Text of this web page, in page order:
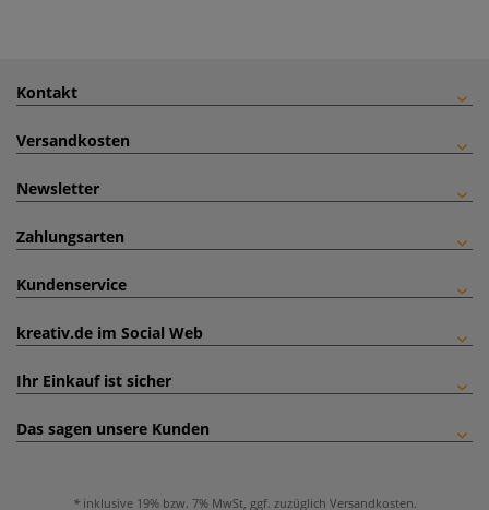
Kontakt
Versandkosten
Newsletter
Zahlungsarten
Kundenservice
kreativ.de im Social Web
Ihr Einkauf ist sicher
Das sagen unsere Kunden
inklusive 19% bzw. 7% MwSt, ggf. zuzüglich Versandkosten.